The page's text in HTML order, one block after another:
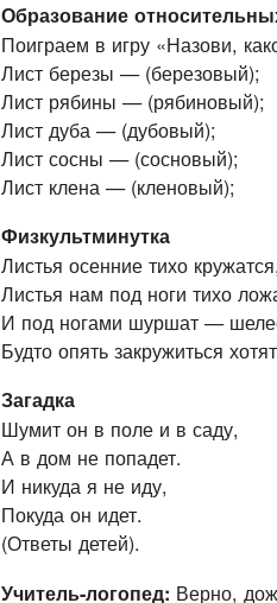
Образование
Поиграем в игру «Назови,
Лист березы — (березовый);
Лист рябины — (рябиновый);
Лист дуба — (дубовый);
Лист сосны — (сосновый);
Лист клена — (кленовый);
Физкультминутка
Листья осенние тихо
Листья нам под ноги тихо
И под ногами шуршат —
Будто опять закружиться
Загадка
Шумит он в поле и в саду,
А в дом не попадет.
И никуда я не иду,
Покуда он идет.
(Ответы детей).
Учитель-логопед: Верно,